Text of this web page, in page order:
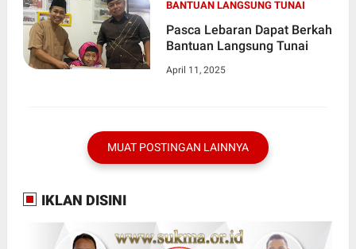
BANTUAN LANGSUNG TUNAI
Pasca Lebaran Dapat Berkah
Bantuan Langsung Tunai
April 11, 2025
MUAT POSTINGAN LAINNYA
IKLAN DISINI